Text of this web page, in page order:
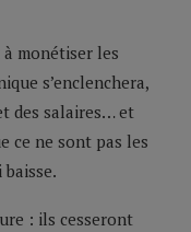
monétiser les
s’enclenchera,
des salaires… et
ce ne sont pas les
: ils cesseront